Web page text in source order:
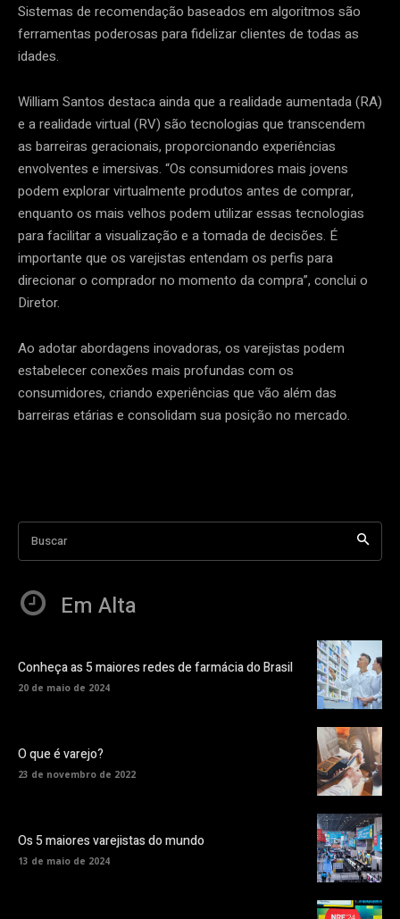
Sistemas de recomendação baseados em algoritmos são
ferramentas poderosas para fidelizar clientes de todas as
idades.
William Santos destaca ainda que a realidade aumentada (RA)
e a realidade virtual (RV) são tecnologias que transcendem
as barreiras geracionais, proporcionando experiências
envolventes e imersivas. “Os consumidores mais jovens
podem explorar virtualmente produtos antes de comprar,
enquanto os mais velhos podem utilizar essas tecnologias
para facilitar a visualização e a tomada de decisões. É
importante que os varejistas entendam os perfis para
direcionar o comprador no momento da compra”, conclui o
Diretor.
Ao adotar abordagens inovadoras, os varejistas podem
estabelecer conexões mais profundas com os
consumidores, criando experiências que vão além das
barreiras etárias e consolidam sua posição no mercado.
Buscar
Em Alta
Conheça as 5 maiores redes de farmácia do Brasil
20 de maio de 2024
O que é varejo?
23 de novembro de 2022
Os 5 maiores varejistas do mundo
13 de maio de 2024